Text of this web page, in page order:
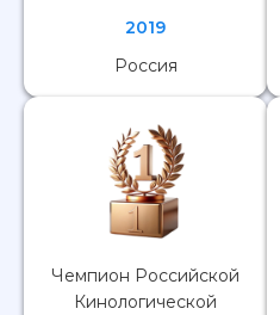
2019
Россия
Чемпион Российской
Кинологической